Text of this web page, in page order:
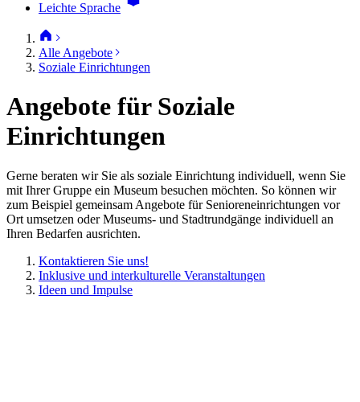
Leichte Sprache
Alle Angebote
Soziale Einrichtungen
Angebote für Soziale
Einrichtungen
Gerne beraten wir Sie als soziale Einrichtung individuell, wenn Sie
mit Ihrer Gruppe ein Museum besuchen möchten. So können wir
zum Beispiel gemeinsam Angebote für Senioreneinrichtungen vor
Ort umsetzen oder Museums- und Stadtrundgänge individuell an
Ihren Bedarfen ausrichten.
Kontaktieren Sie uns!
Inklusive und interkulturelle Veranstaltungen
Ideen und Impulse